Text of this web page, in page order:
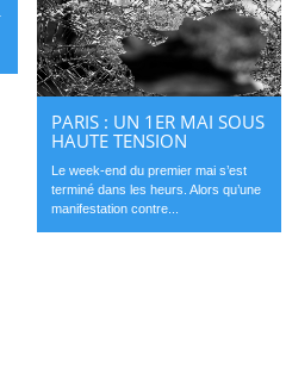
PARIS : UN 1ER MAI SOUS
HAUTE TENSION
Le week-end du premier mai s’est
terminé dans les heurs. Alors qu’une
manifestation contre...